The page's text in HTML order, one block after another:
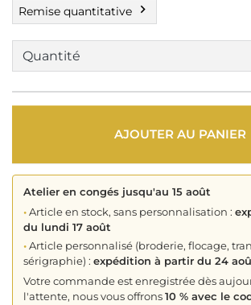
Remise quantitative chevron_right
AJOUTER AU PANIER
Atelier en congés jusqu'au 15 août
•Article en stock, sans personnalisation :
du lundi 17 août
•Article personnalisé (broderie, flocage,
sérigraphie) : expédition à partir du 24
Votre commande est enregistrée dès
l'attente, nous vous offrons10 % avec le